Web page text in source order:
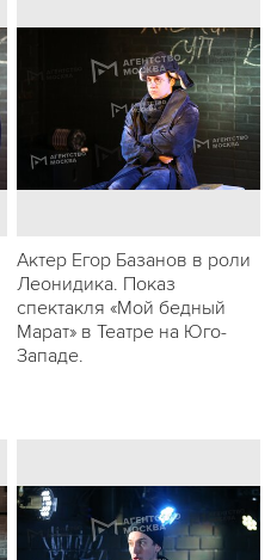
Актер Егор Базанов в роли
Леонидика. Показ
спектакля «Мой бедный
Марат» в Театре на Юго-
Западе.